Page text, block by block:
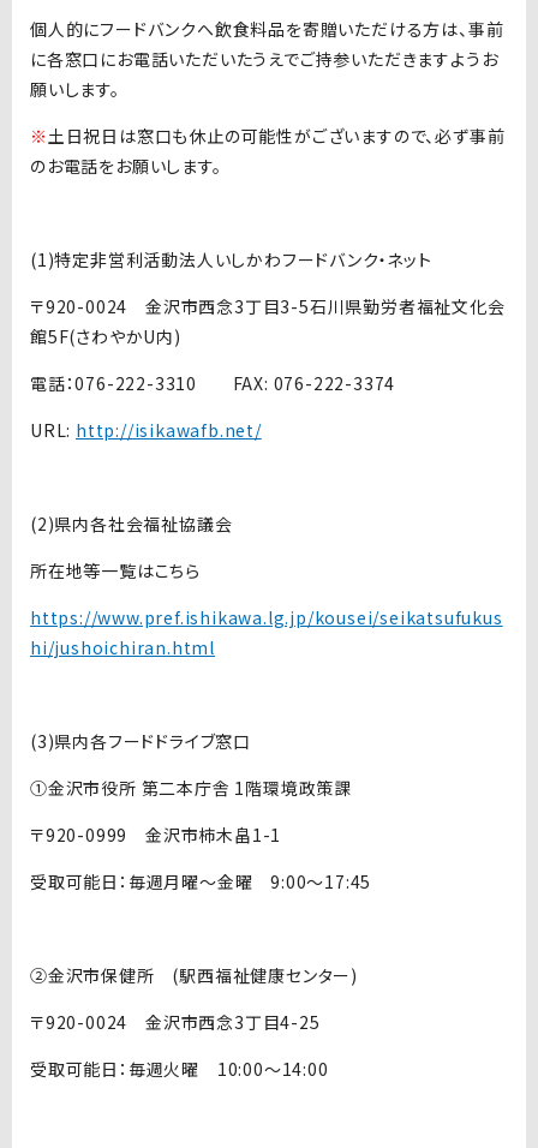
個人的にフードバンクへ飲食料品を寄贈いただける方は、事前
に各窓口にお電話いただいたうえでご持参いただきますようお
願いします。
※ 土日祝日は窓口も休止の可能性がございますので、必ず事前
のお電話をお願いします。
(1)特定非営利活動法人いしかわフードバンク・ネット
〒920-0024 金沢市西念3丁目3-5石川県勤労者福祉文化会
館5F(さわやかU内)
電話：076-222-3310 FAX: 076-222-3374
URL: http://isikawafb.net/
(2)県内各社会福祉協議会
所在地等一覧はこちら
https://www.pref.ishikawa.lg.jp/kousei/seikatsufukus
hi/jushoichiran.html
(3)県内各フードドライブ窓口
①金沢市役所 第二本庁舎 1階環境政策課
〒920-0999 金沢市柿木畠1-1
受取可能日：毎週月曜～金曜 9:00～17:45
②金沢市保健所 (駅西福祉健康センター)
〒920-0024 金沢市西念3丁目4-25
受取可能日：毎週火曜 10:00～14:00